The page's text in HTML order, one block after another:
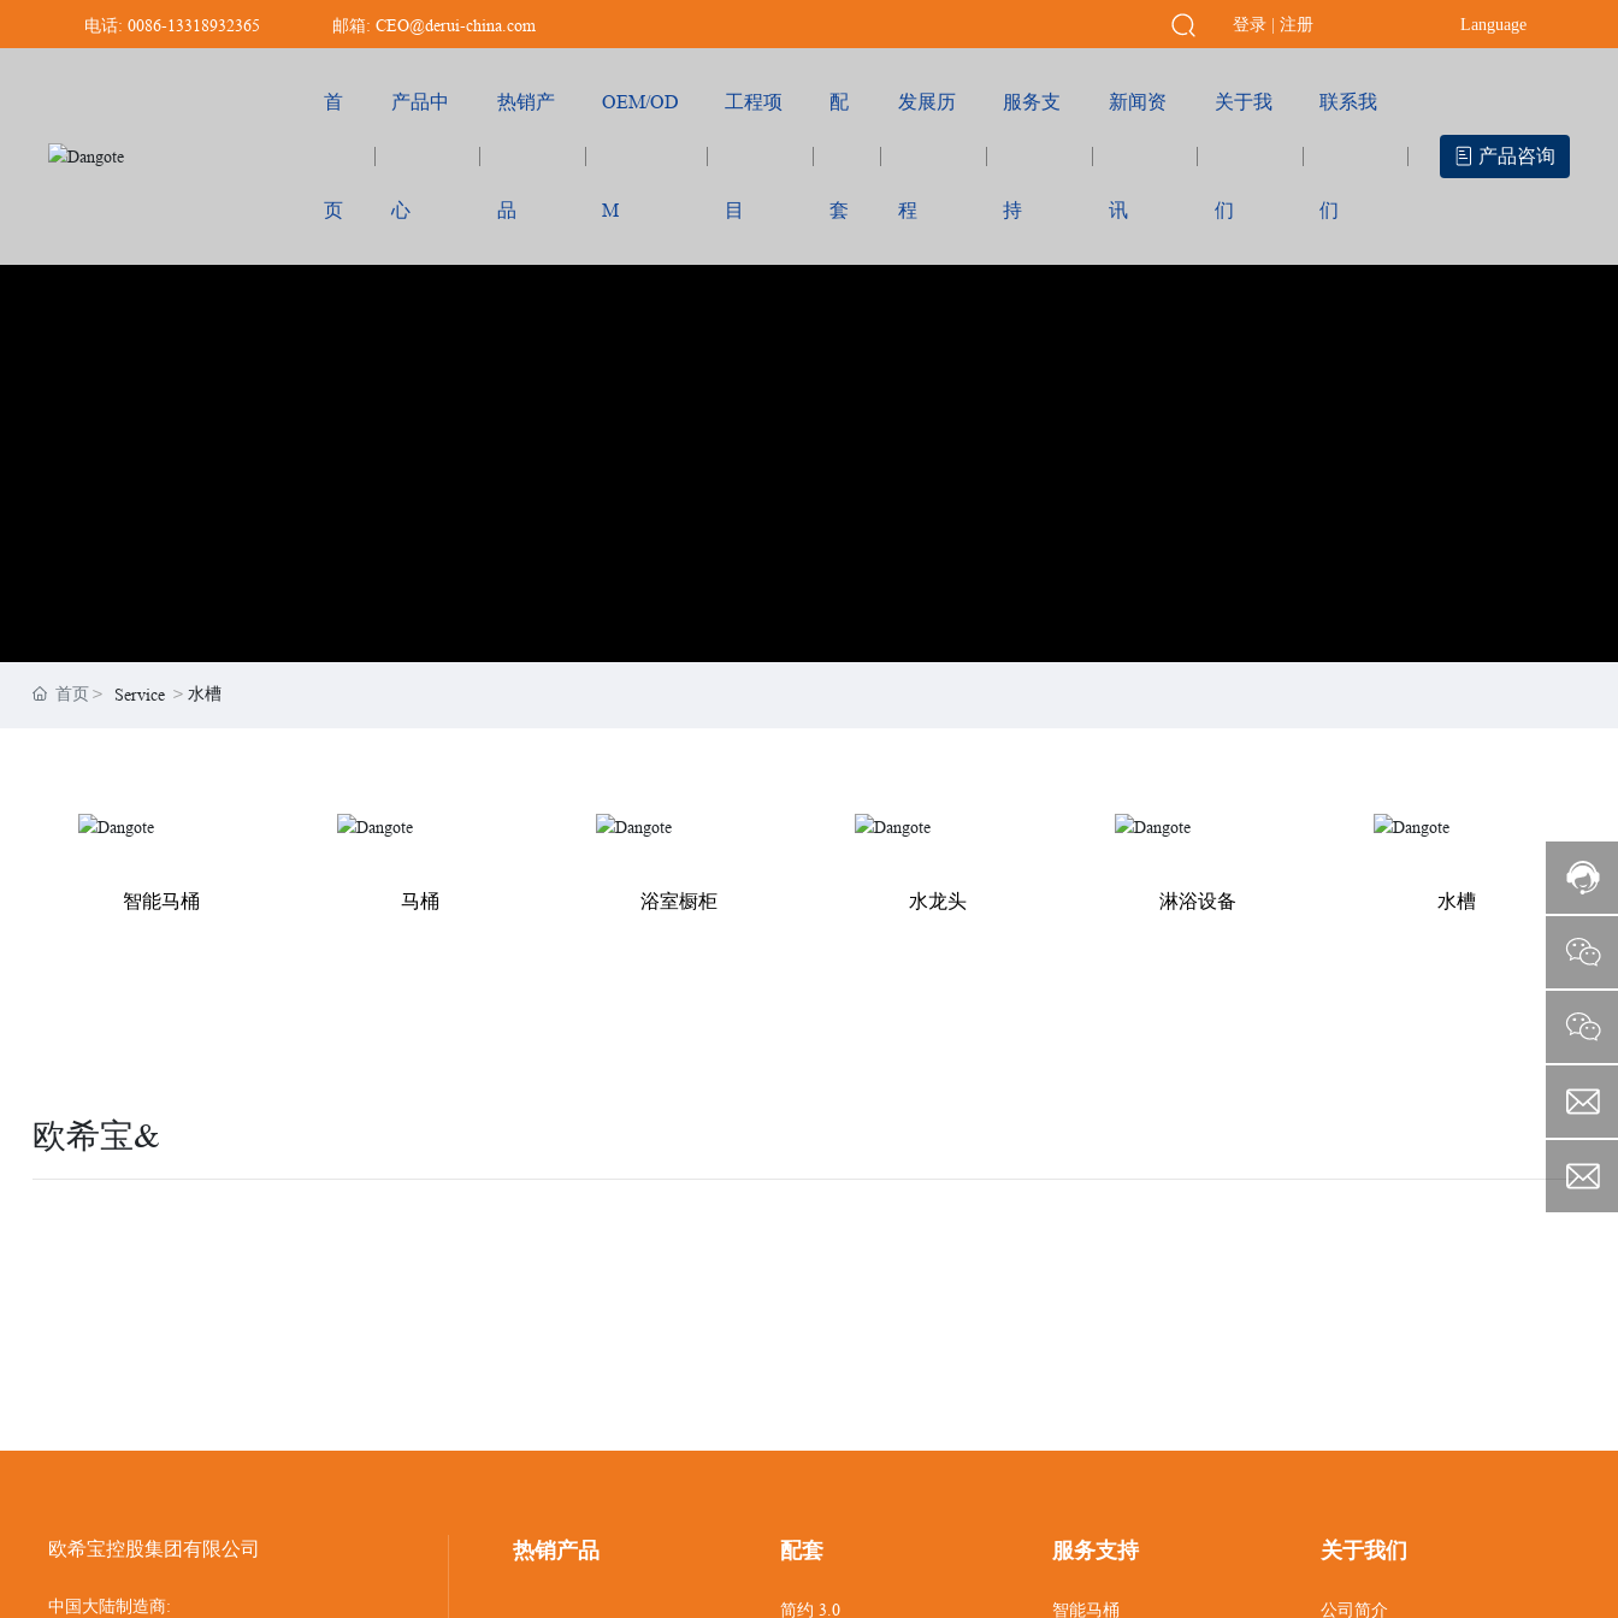
电话: 0086-13318932365 邮箱: CEO@derui-china.com 登录 | 注册 Language
首
页
产品中
心
热销产
品
OEM/OD
M
工程项
目
配
套
发展历
程
服务支
持
新闻资
讯
关于我
们
联系我
们
产品咨询
首页 Service 水槽
智能马桶 马桶 浴室橱柜 水龙头 淋浴设备 水槽
欧希宝&
欧希宝控股集团有限公司
中国大陆制造商:
热销产品 配套
简约 3.0
服务支持
智能马桶
关于我们
公司简介